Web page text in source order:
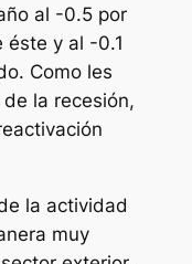
al -0.5 por
éste y al -0.1
Como les
la recesión,
la actividad
muy